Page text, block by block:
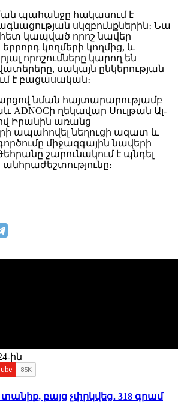
պահանջը հակասում է
սկզբունքներին։ Նա
ի հետ կապված որոշ նավեր
կողմերի կողմից, և
որոշումները կարող են
սակայն ընկերության
է բացասական։
նման հայտարարությամբ
ADNOC ի ղեկավար Սուլթան Ալ-
Իրանին առանց
ապահովել նեղուցի ազատ և
միջազգային նավերի
շարունակում է պնդել
ին
բայց չփրկվեց․ 318 գրամ